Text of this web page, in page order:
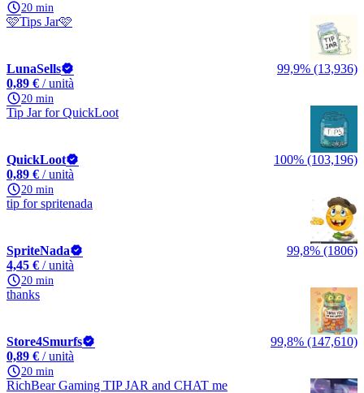
20 min
🩷Tips Jar🩷
LunaSells
99,9% (13,936)
0,89 € / unità
20 min
Tip Jar for QuickLoot
QuickLoot
100% (103,196)
0,89 € / unità
20 min
tip for spritenada
SpriteNada
99,8% (1806)
4,45 € / unità
20 min
thanks
Store4Smurfs
99,8% (147,610)
0,89 € / unità
20 min
RichBear Gaming TIP JAR and CHAT me